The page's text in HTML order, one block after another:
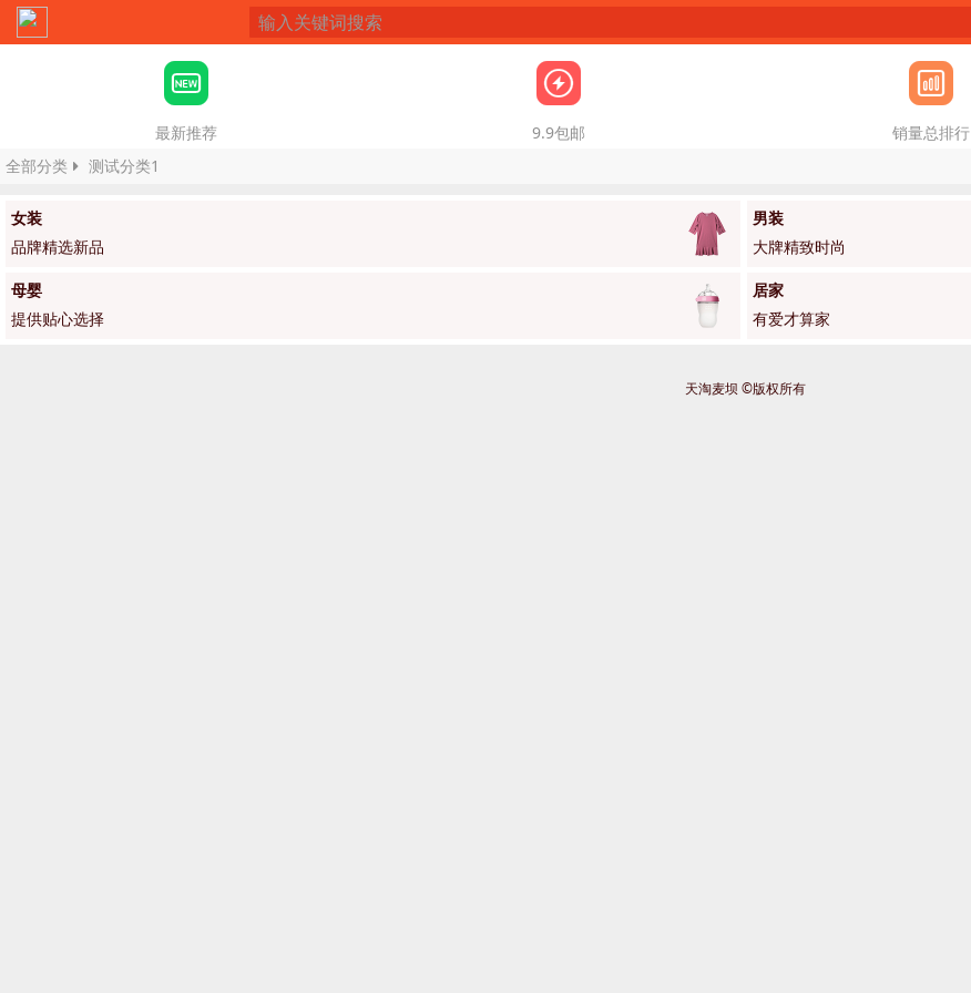
最新推荐 9.9包邮 销量总排行
全部分类
测试分类1
女装
品牌精选新品
男装
大牌精致时尚
母婴
提供贴心选择
居家
有爱才算家
天淘麦坝 ©版权所有